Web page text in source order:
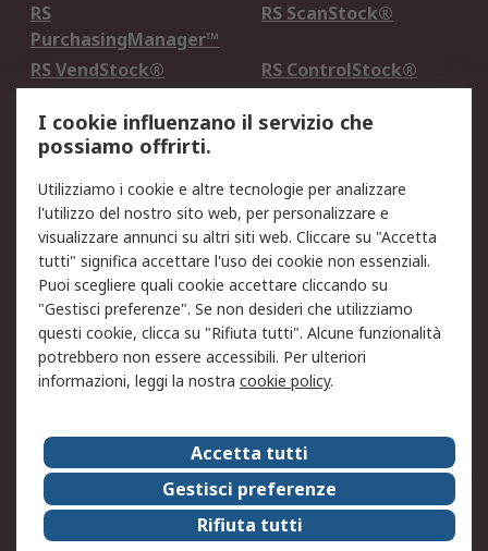
RS
PurchasingManager™
RS ScanStock®
RS VendStock®
RS ControlStock®
Legale
Informativa Cookie
Informativa Privacy -
Aggiornata
Email Security
Termini d'uso
Condizioni di vendita
Condizioni generali di
servizio
Etica e responsabilità
Chi Siamo
Chi Siamo
Contattaci
Supporto
ESG
Carriere
RS Group
Press Centre
Discovery: il Blog di RS
I cookie influenzano il servizio che
possiamo offrirti.
Utilizziamo i cookie e altre tecnologie per analizzare
l'utilizzo del nostro sito web, per personalizzare e
visualizzare annunci su altri siti web. Cliccare su "Accetta
tutti" significa accettare l'uso dei cookie non essenziali.
Puoi scegliere quali cookie accettare cliccando su
"Gestisci preferenze". Se non desideri che utilizziamo
questi cookie, clicca su "Rifiuta tutti". Alcune funzionalità
potrebbero non essere accessibili. Per ulteriori
informazioni, leggi la nostra cookie policy.
Accetta tutti
Gestisci preferenze
Rifiuta tutti